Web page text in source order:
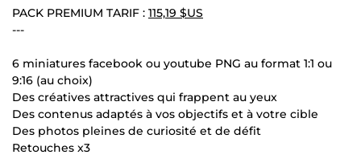
PACK PREMIUM TARIF : 115,19 $US
---
6 miniatures facebook ou youtube PNG au format 1:1 ou
9:16 (au choix)
Des créatives attractives qui frappent au yeux
Des contenus adaptés à vos objectifs et à votre cible
Des photos pleines de curiosité et de défit
Retouches x3